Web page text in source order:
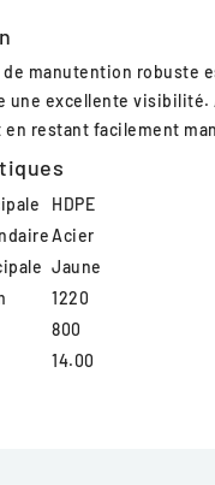
manutention robuste
une excellente visibilité.
restant facilement
HDPE
Acier
Jaune
1220
800
14.00